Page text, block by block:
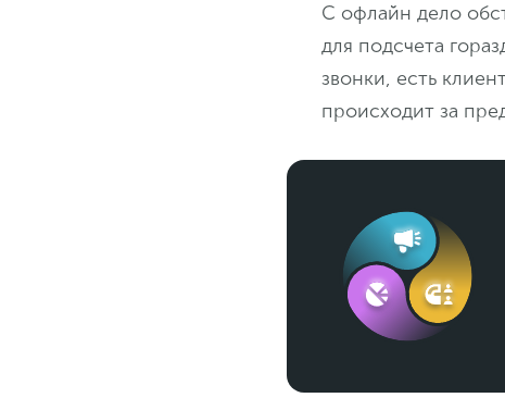
С офлайн дело
для подсчета
звонки, есть
происходит за